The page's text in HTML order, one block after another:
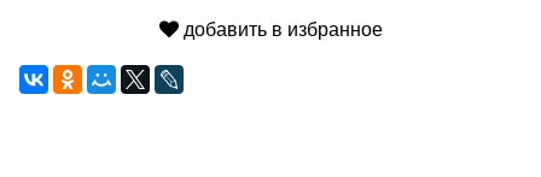
добавить в избранное